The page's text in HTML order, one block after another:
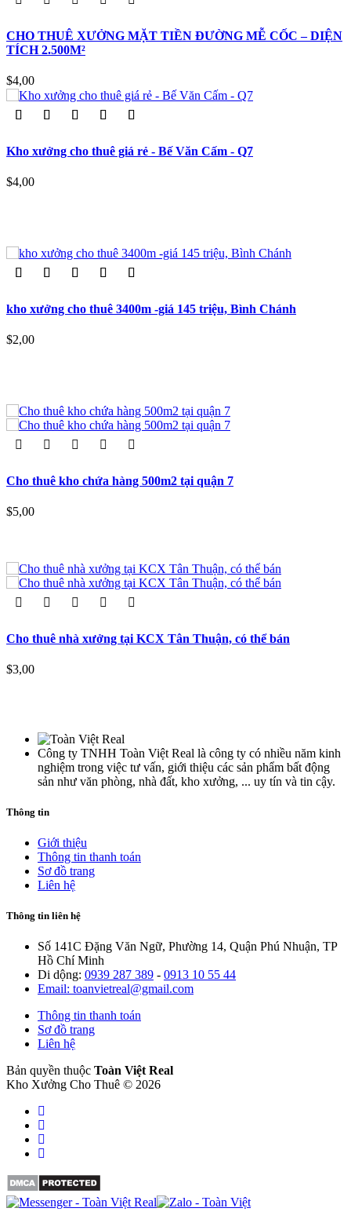
CHO THUÊ XƯỞNG MẶT TIỀN ĐƯỜNG MỄ CỐC – DIỆN
TÍCH 2.500M²
$4,00
Kho xưởng cho thuê giá rẻ - Bế Văn Cấm - Q7
$4,00
kho xưởng cho thuê 3400m -giá 145 triệu, Bình Chánh
$2,00
Cho thuê kho chứa hàng 500m2 tại quận 7
$5,00
Cho thuê nhà xưởng tại KCX Tân Thuận, có thể bán
$3,00
Công ty TNHH Toàn Việt Real là công ty có nhiều năm kinh
nghiệm trong việc tư vấn, giới thiệu các sản phẩm bất động
sản như văn phòng, nhà đất, kho xưởng, ... uy tín và tin cậy.
Thông tin
Giới thiệu
Thông tin thanh toán
Sơ đồ trang
Liên hệ
Thông tin liên hệ
Số 141C Đặng Văn Ngữ, Phường 14, Quận Phú Nhuận, TP
Hồ Chí Minh
Di dộng: 0939 287 389 - 0913 10 55 44
Email: toanvietreal@gmail.com
Thông tin thanh toán
Sơ đồ trang
Liên hệ
Bản quyền thuộc Toàn Việt Real
Kho Xưởng Cho Thuê © 2026